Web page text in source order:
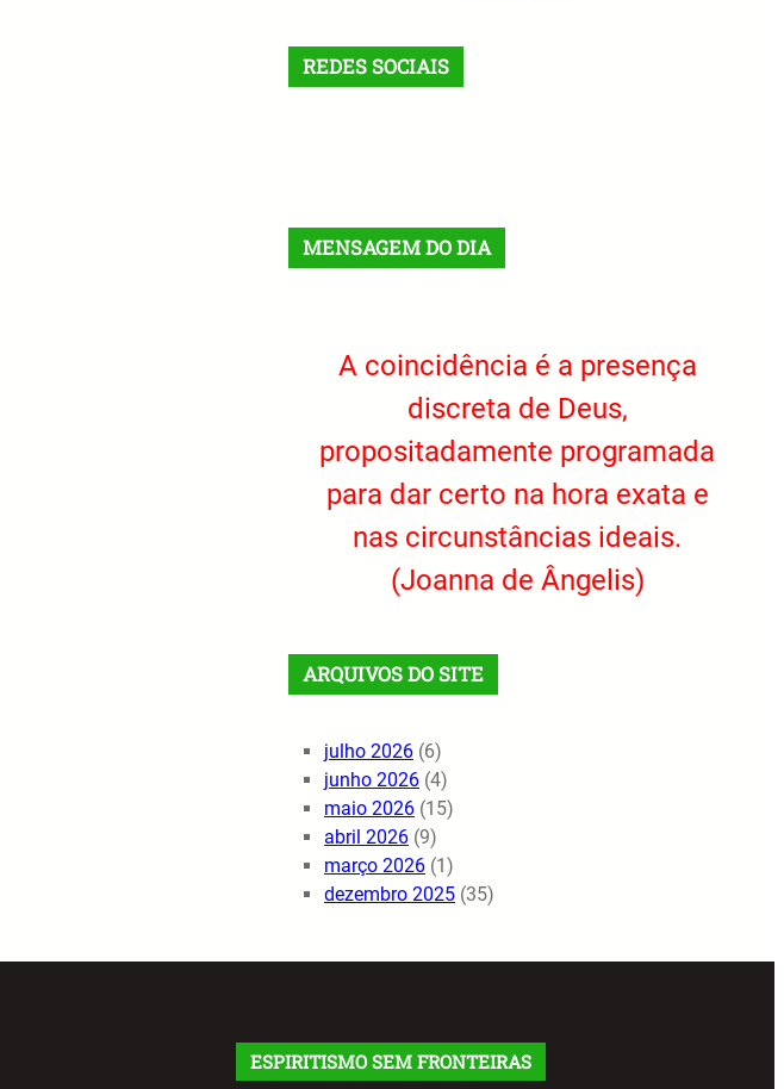
REDES SOCIAIS
MENSAGEM DO DIA
A coincidência é a presença
discreta de Deus,
propositadamente programada
para dar certo na hora exata e
nas circunstâncias ideais.
(Joanna de Ângelis)
ARQUIVOS DO SITE
julho 2026 (6)
junho 2026 (4)
maio 2026 (15)
abril 2026 (9)
março 2026 (1)
dezembro 2025 (35)
ESPIRITISMO SEM FRONTEIRAS